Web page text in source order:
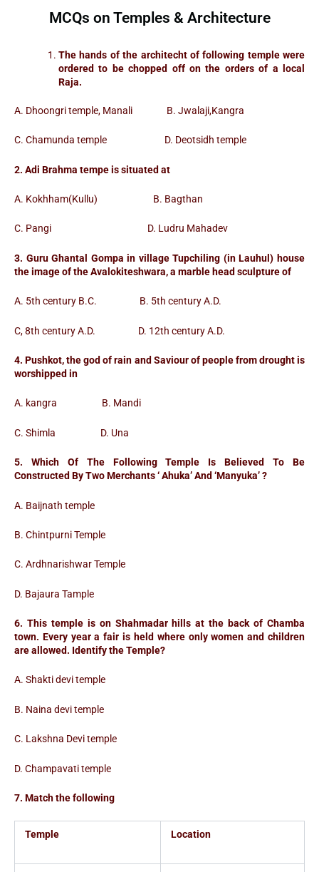
MCQs on Temples & Architecture
The hands of the architecht of following temple were
ordered to be chopped off on the orders of a local
Raja.
A. Dhoongri temple, Manali B. Jwalaji,Kangra
C. Chamunda temple D. Deotsidh temple
2. Adi Brahma tempe is situated at
A. Kokhham(Kullu) B. Bagthan
C. Pangi D. Ludru Mahadev
3. Guru Ghantal Gompa in village Tupchiling (in Lauhul) house
the image of the Avalokiteshwara, a marble head sculpture of
A. 5th century B.C. B. 5th century A.D.
C, 8th century A.D. D. 12th century A.D.
4. Pushkot, the god of rain and Saviour of people from drought is
worshipped in
A. kangra B. Mandi
C. Shimla D. Una
5. Which Of The Following Temple Is Believed To Be
Constructed By Two Merchants ‘ Ahuka’ And ‘Manyuka’ ?
A. Baijnath temple
B. Chintpurni Temple
C. Ardhnarishwar Temple
D. Bajaura Tample
6. This temple is on Shahmadar hills at the back of Chamba
town. Every year a fair is held where only women and children
are allowed. Identify the Temple?
A. Shakti devi temple
B. Naina devi temple
C. Lakshna Devi temple
D. Champavati temple
7. Match the following
Temple Location